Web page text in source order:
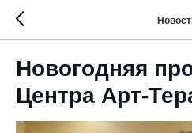
Новогодняя
Центра Арт-